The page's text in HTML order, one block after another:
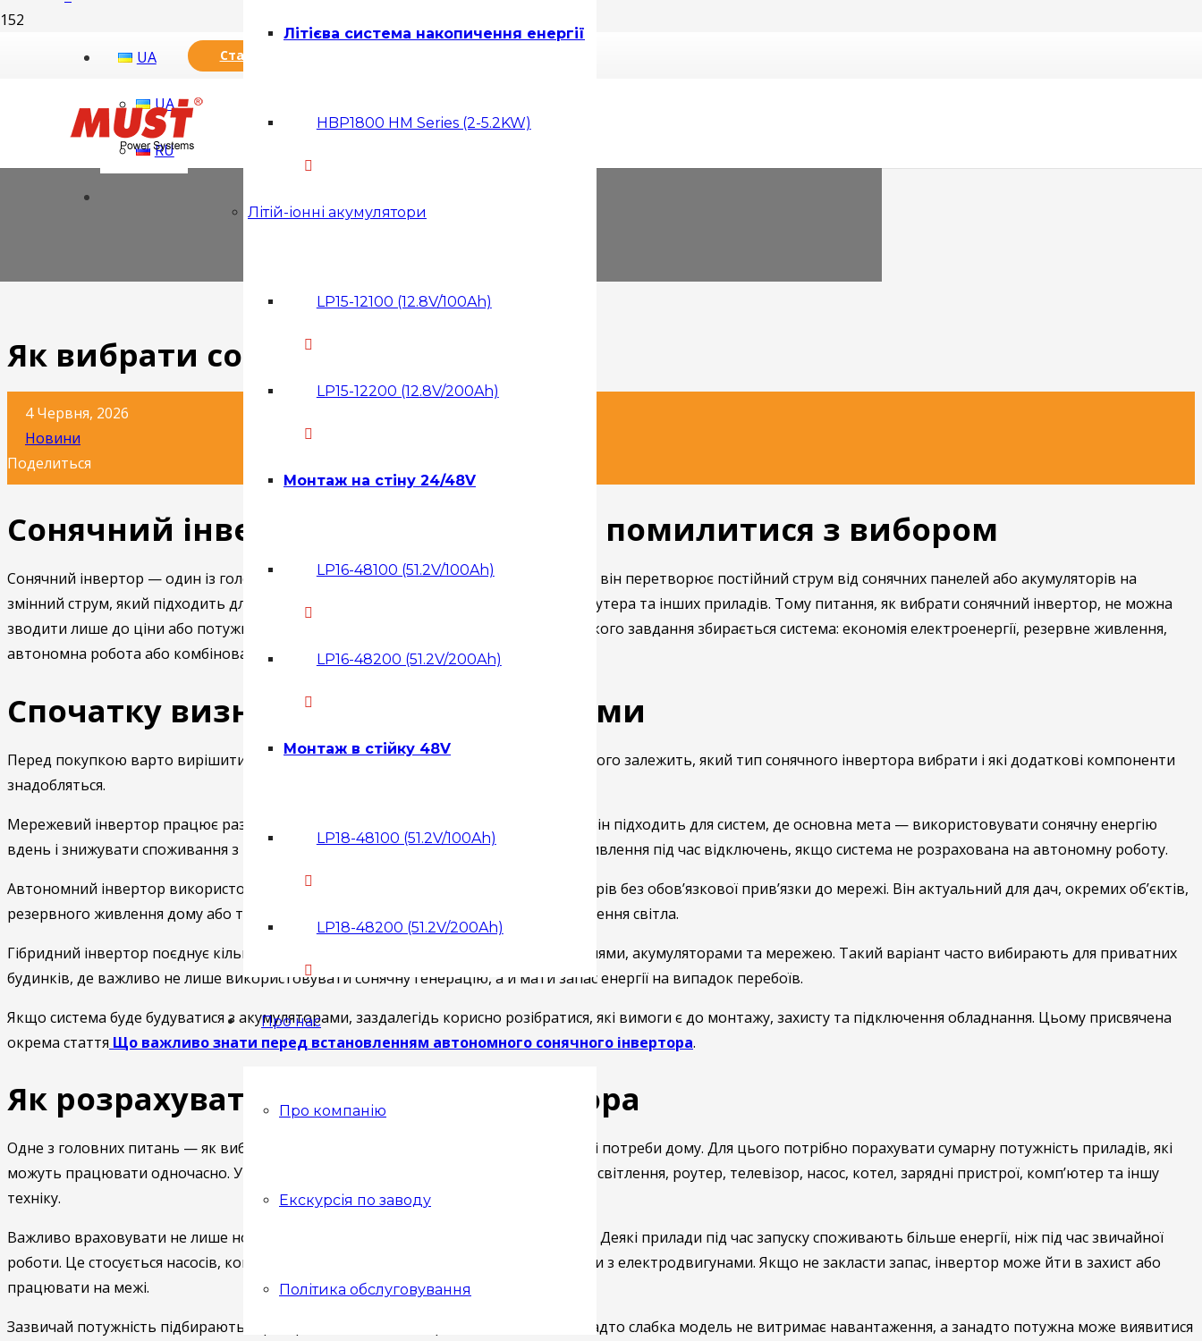
UA
UA
RU
Стати дилером
Літієва система накопичення енергії
HBP1800 HM Series (2-5.2KW)
Літій-іонні акумулятори
LP15-12100 (12.8V/100Ah)
LP15-12200 (12.8V/200Ah)
Монтаж на стіну 24/48V
LP16-48100 (51.2V/100Ah)
LP16-48200 (51.2V/200Ah)
Монтаж в стійку 48V
LP18-48100 (51.2V/100Ah)
LP18-48200 (51.2V/200Ah)
Про нас
Про компанію
Екскурсія по заводу
Політика обслуговування
Як вибрати сонячний інвертор
4 Червня, 2026
Новини
Поделиться
Сонячний інвертор для дому: як не помилитися з вибором
Сонячний інвертор — один із головних елементів домашньої енергосистеми. Саме він перетворює постійний струм від сонячних панелей або акумуляторів на
змінний струм, який підходить для побутової техніки, освітлення, котла, насоса, роутера та інших приладів. Тому питання, як вибрати сонячний інвертор, не можна
зводити лише до ціни або потужності в характеристиках. Важливо розуміти, для якого завдання збирається система: економія електроенергії, резервне живлення,
автономна робота або комбінований сценарій.
Спочатку визначте завдання системи
Перед покупкою варто вирішити, який формат енергопостачання потрібен. Від цього залежить, який тип сонячного інвертора вибрати і які додаткові компоненти
знадобляться.
Мережевий інвертор працює разом із сонячними панелями та електромережею. Він підходить для систем, де основна мета — використовувати сонячну енергію
вдень і знижувати споживання з мережі. Такий варіант не завжди дає резервне живлення під час відключень, якщо система не розрахована на автономну роботу.
Автономний інвертор використовується там, де потрібне живлення від акумуляторів без обов’язкової прив’язки до мережі. Він актуальний для дач, окремих об’єктів,
резервного живлення дому або техніки, яка має працювати навіть під час відключення світла.
Гібридний інвертор поєднує кілька сценаріїв: може працювати із сонячними панелями, акумуляторами та мережею. Такий варіант часто вибирають для приватних
будинків, де важливо не лише використовувати сонячну генерацію, а й мати запас енергії на випадок перебоїв.
Якщо система буде будуватися з акумуляторами, заздалегідь корисно розібратися, які вимоги є до монтажу, захисту та підключення обладнання. Цьому присвячена
окрема стаття Що важливо знати перед встановленням автономного сонячного інвертора.
Як розрахувати потужність інвертора
Одне з головних питань — як вибрати потужність сонячного інвертора під реальні потреби дому. Для цього потрібно порахувати сумарну потужність приладів, які
можуть працювати одночасно. У розрахунок зазвичай включають холодильник, освітлення, роутер, телевізор, насос, котел, зарядні пристрої, комп’ютер та іншу
техніку.
Важливо враховувати не лише номінальне споживання, а й пускові навантаження. Деякі прилади під час запуску споживають більше енергії, ніж під час звичайної
роботи. Це стосується насосів, компресорів, холодильників, кондиціонерів і техніки з електродвигунами. Якщо не закласти запас, інвертор може йти в захист або
працювати на межі.
Зазвичай потужність підбирають із резервом, але без надмірного завищення. Занадто слабка модель не витримає навантаження, а занадто потужна може виявитися